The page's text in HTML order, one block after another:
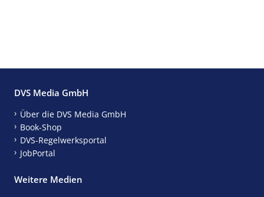
DVS Media GmbH
Über die DVS Media GmbH
Book-Shop
DVS-Regelwerksportal
JobPortal
Weitere Medien